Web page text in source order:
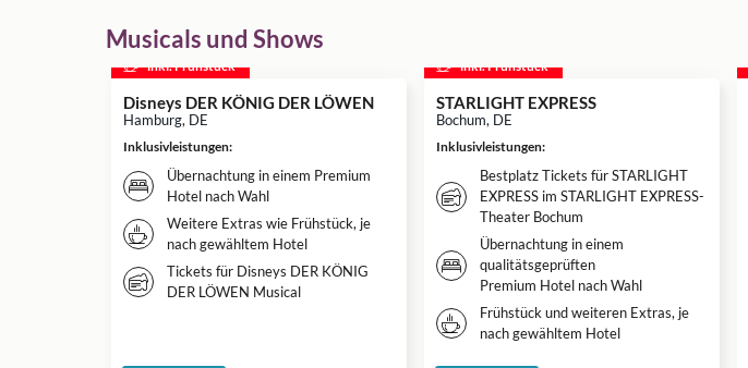
Musicals und Shows
inkl. Frühstück
Disneys DER KÖNIG DER LÖWEN
Hamburg, DE
Inklusivleistungen:
Übernachtung in einem Premium
Hotel nach Wahl
Weitere Extras wie Frühstück, je
nach gewähltem Hotel
Tickets für Disneys DER KÖNIG
DER LÖWEN Musical
inkl. Frühstück
STARLIGHT EXPRESS
Bochum, DE
Inklusivleistungen:
Bestplatz Tickets für STARLIGHT
EXPRESS im STARLIGHT EXPRESS-
Theater Bochum
Übernachtung in einem
qualitätsgeprüften
Premium Hotel nach Wahl
Frühstück und weiteren Extras, je
nach gewähltem Hotel